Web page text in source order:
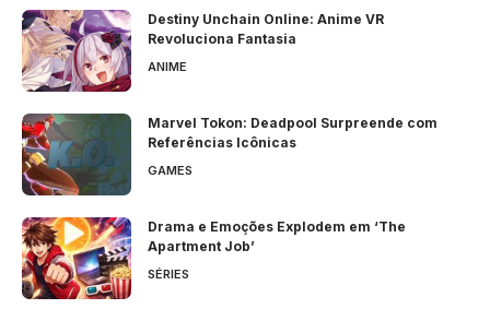
Destiny Unchain Online: Anime VR
Revoluciona Fantasia
ANIME
Marvel Tokon: Deadpool Surpreende com
Referências Icônicas
GAMES
Drama e Emoções Explodem em ‘The
Apartment Job’
SÉRIES